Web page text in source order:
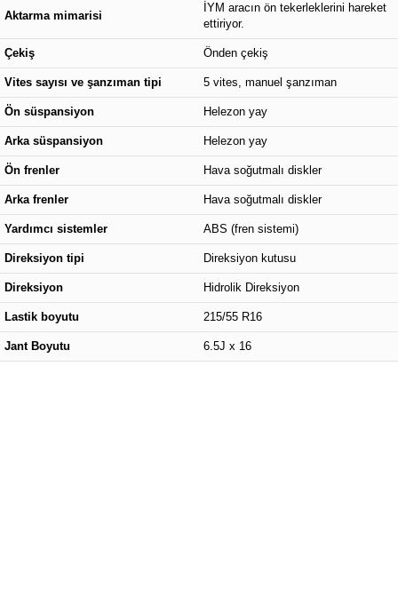
Aktarma mimarisi
İYM aracın ön tekerleklerini hareket
ettiriyor.
Çekiş Önden çekiş
Vites sayısı ve şanzıman tipi 5 vites, manuel şanzıman
Ön süspansiyon Helezon yay
Arka süspansiyon Helezon yay
Ön frenler Hava soğutmalı diskler
Arka frenler Hava soğutmalı diskler
Yardımcı sistemler ABS (fren sistemi)
Direksiyon tipi Direksiyon kutusu
Direksiyon Hidrolik Direksiyon
Lastik boyutu 215/55 R16
Jant Boyutu 6.5J x 16